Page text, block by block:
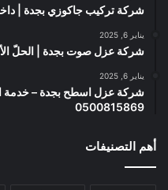
شركة تركيب جاكوزي بجدة | داخلي
يناير 6, 2025
شركة عزل صوت بجدة | الحلّ الأمثل
يناير 6, 2025
شركة عزل اسطح بجدة – خدمة
0500815869
أهم التصنيفات